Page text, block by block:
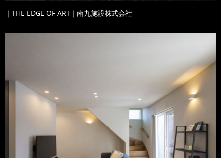
｜THE EDGE OF ART｜南九施設株式会社